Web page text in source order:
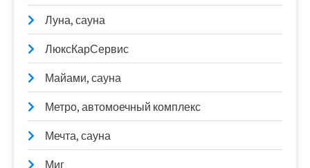
Луна, сауна
ЛюксКарСервис
Майами, сауна
Метро, автомоечный комплекс
Мечта, сауна